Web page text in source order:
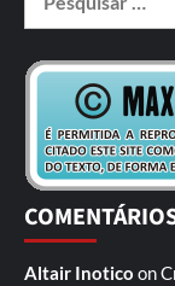
Altair Inotico on